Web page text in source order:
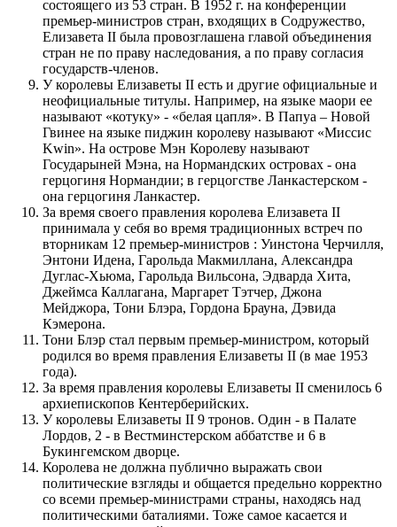
состоящего из 53 стран. В 1952 г. на конференции
премьер-министров стран, входящих в Содружество,
Елизавета II была провозглашена главой объединения
стран не по праву наследования, а по праву согласия
государств-членов.
У королевы Елизаветы II есть и другие официальные и
неофициальные титулы. Например, на языке маори ее
называют «котуку» - «белая цапля». В Папуа – Новой
Гвинее на языке пиджин королеву называют «Миссис
Kwin». На острове Мэн Королеву называют
Государыней Мэна, на Нормандских островах - она
герцогиня Нормандии; в герцогстве Ланкастерском -
она герцогиня Ланкастер.
За время своего правления королева Елизавета II
принимала у себя во время традиционных встреч по
вторникам 12 премьер-министров : Уинстона Черчилля,
Энтони Идена, Гарольда Макмиллана, Александра
Дуглас-Хьюма, Гарольда Вильсона, Эдварда Хита,
Джеймса Каллагана, Маргарет Тэтчер, Джона
Мейджора, Тони Блэра, Гордона Брауна, Дэвида
Кэмерона.
Тони Блэр стал первым премьер-министром, который
родился во время правления Елизаветы II (в мае 1953
года).
За время правления королевы Елизаветы II сменилось 6
архиепископов Кентерберийских.
У королевы Елизаветы II 9 тронов. Один - в Палате
Лордов, 2 - в Вестминстерском аббатстве и 6 в
Букингемском дворце.
Королева не должна публично выражать свои
политические взгляды и общается предельно корректно
со всеми премьер-министрами страны, находясь над
политическими баталиями. Тоже самое касается и